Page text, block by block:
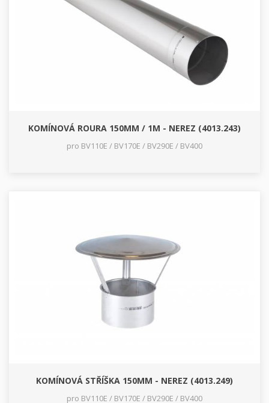
KOMÍNOVÁ ROURA 150MM / 1M - NEREZ (4013.243)
pro BV110E / BV170E / BV290E / BV400
KOMÍNOVÁ STŘÍŠKA 150MM - NEREZ (4013.249)
pro BV110E / BV170E / BV290E / BV400